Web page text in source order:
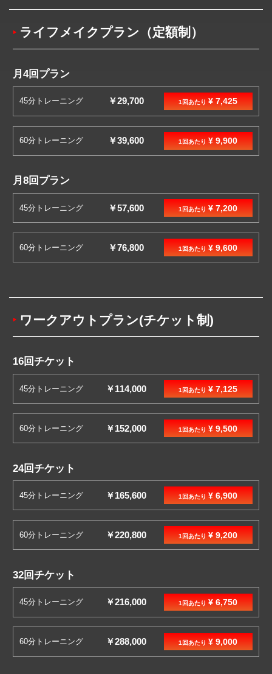
ライフメイクプラン（定額制）
月4回プラン
45分トレーニング ￥29,700 1回あたり¥ 7,425
60分トレーニング ￥39,600 1回あたり¥ 9,900
月8回プラン
45分トレーニング ￥57,600 1回あたり¥ 7,200
60分トレーニング ￥76,800 1回あたり¥ 9,600
ワークアウトプラン(チケット制)
16回チケット
45分トレーニング ￥114,000 1回あたり¥ 7,125
60分トレーニング ￥152,000 1回あたり¥ 9,500
24回チケット
45分トレーニング ￥165,600 1回あたり¥ 6,900
60分トレーニング ￥220,800 1回あたり¥ 9,200
32回チケット
45分トレーニング ￥216,000 1回あたり¥ 6,750
60分トレーニング ￥288,000 1回あたり¥ 9,000